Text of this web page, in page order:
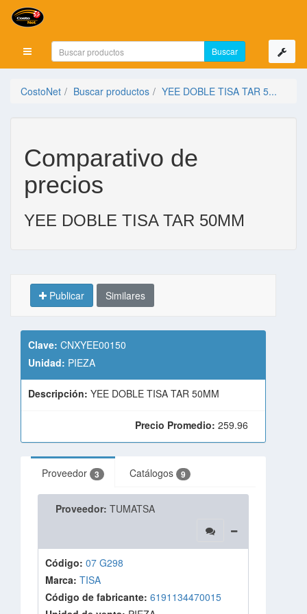
Mostrar menú
CostoNet Buscar productos YEE DOBLE TISA TAR 5...
Comparativo de
precios
YEE DOBLE TISA TAR 50MM
Publicar Similares
Clave: CNXYEE00150
Unidad: PIEZA
Descripción: YEE DOBLE TISA TAR 50MM
Precio Promedio: 259.96
Proveedor 3 Catálogos 9
Proveedor: TUMATSA
Código: 07 G298
Marca: TISA
Código de fabricante: 6191134470015